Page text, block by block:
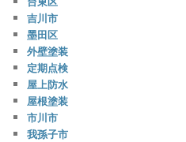
吉川市
墨田区
外壁塗装
定期点検
屋上防水
屋根塗装
市川市
我孫子市